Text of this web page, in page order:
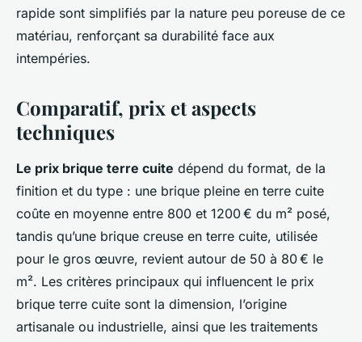
rapide sont simplifiés par la nature peu poreuse de ce
matériau, renforçant sa durabilité face aux
intempéries.
Comparatif, prix et aspects
techniques
Le prix brique terre cuite dépend du format, de la
finition et du type : une brique pleine en terre cuite
coûte en moyenne entre 800 et 1200 € du m² posé,
tandis qu’une brique creuse en terre cuite, utilisée
pour le gros œuvre, revient autour de 50 à 80 € le
m². Les critères principaux qui influencent le prix
brique terre cuite sont la dimension, l’origine
artisanale ou industrielle, ainsi que les traitements